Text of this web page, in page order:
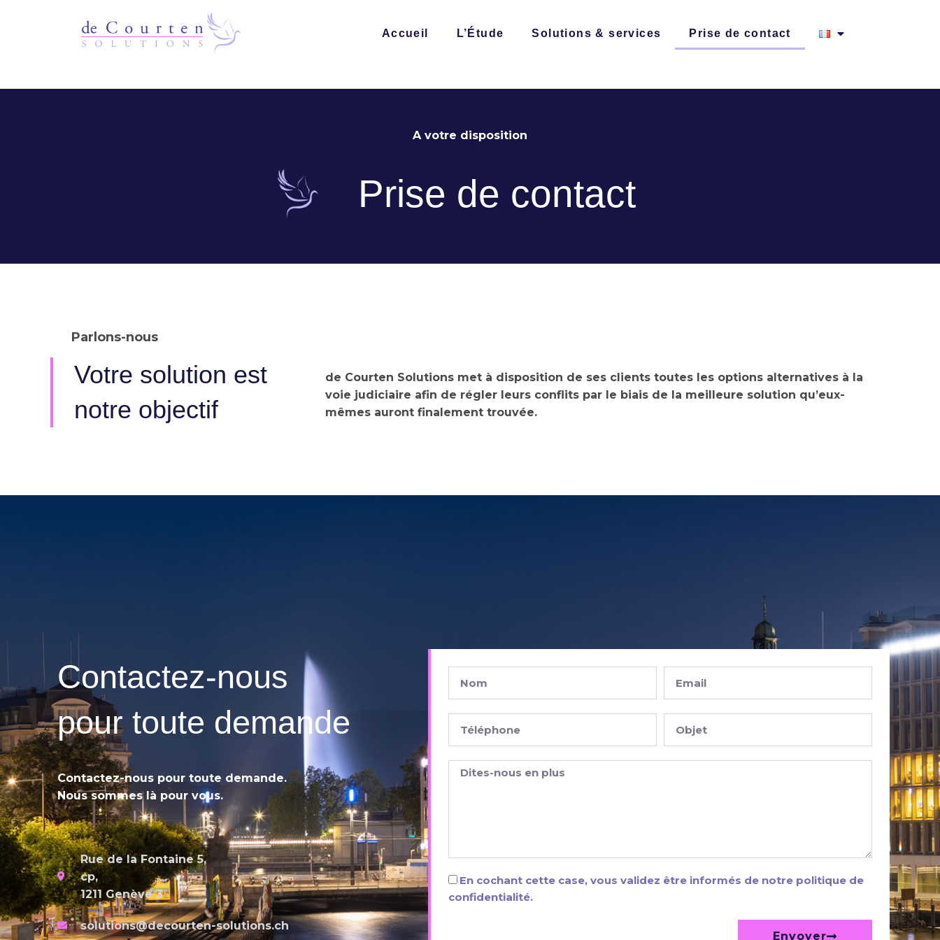
Accueil L’Étude Solutions & services Prise de contact
A votre disposition
Prise de contact
Parlons-nous
Votre solution est
notre objectif
de Courten Solutions met à disposition de ses clients toutes les options alternatives à la
voie judiciaire afin de régler leurs conflits par le biais de la meilleure solution qu’eux-
mêmes auront finalement trouvée.
Contactez-nous
pour toute demande
Contactez-nous pour toute demande.
Nous sommes là pour vous.
Rue de la Fontaine 5,
cp,
1211 Genève 3
solutions@decourten-solutions.ch
En cochant cette case, vous validez être informés de notre politique de
confidentialité.
Envoyer